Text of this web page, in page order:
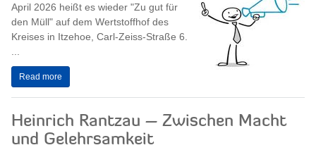
April 2026 heißt es wieder "Zu gut für
den Müll" auf dem Wertstoffhof des
Kreises in Itzehoe, Carl-Zeiss-Straße 6.
Read more
Heinrich Rantzau – Zwischen Macht
und Gelehrsamkeit